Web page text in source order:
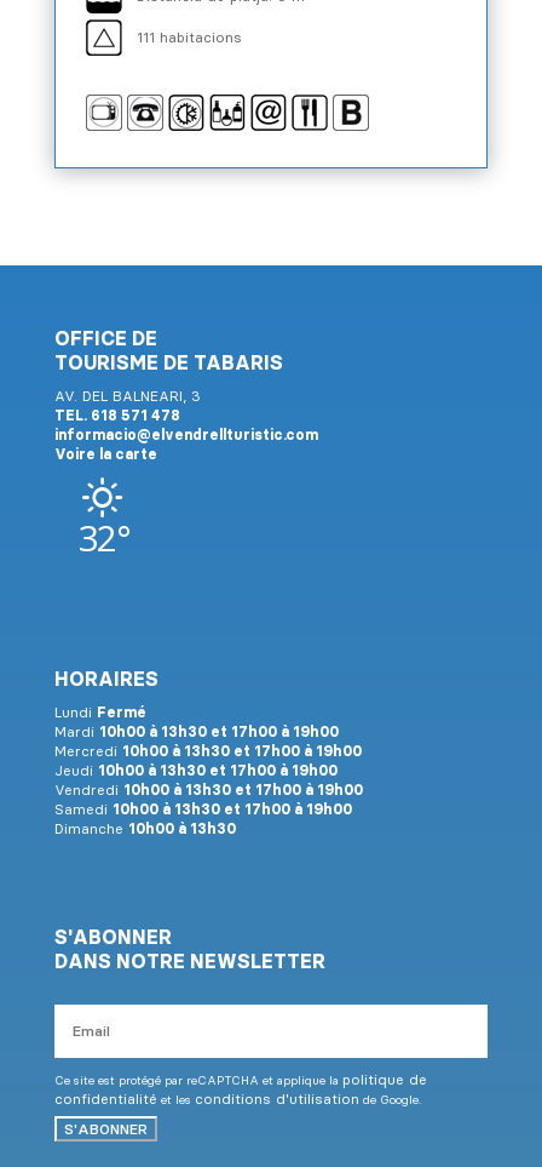
111 habitacions
OFFICE DE
TOURISME DE TABARIS
AV. DEL BALNEARI, 3
TEL. 618 571 478
informacio@elvendrellturistic.com
Voire la carte
32°
HORAIRES
Lundi Fermé
Mardi 10h00 à 13h30 et 17h00 à 19h00
Mercredi 10h00 à 13h30 et 17h00 à 19h00
Jeudi 10h00 à 13h30 et 17h00 à 19h00
Vendredi 10h00 à 13h30 et 17h00 à 19h00
Samedi 10h00 à 13h30 et 17h00 à 19h00
Dimanche 10h00 à 13h30
S'ABONNER
DANS NOTRE NEWSLETTER
Ce site est protégé par reCAPTCHA et applique la politique de
confidentialité et les conditions d'utilisation de Google.
S'ABONNER